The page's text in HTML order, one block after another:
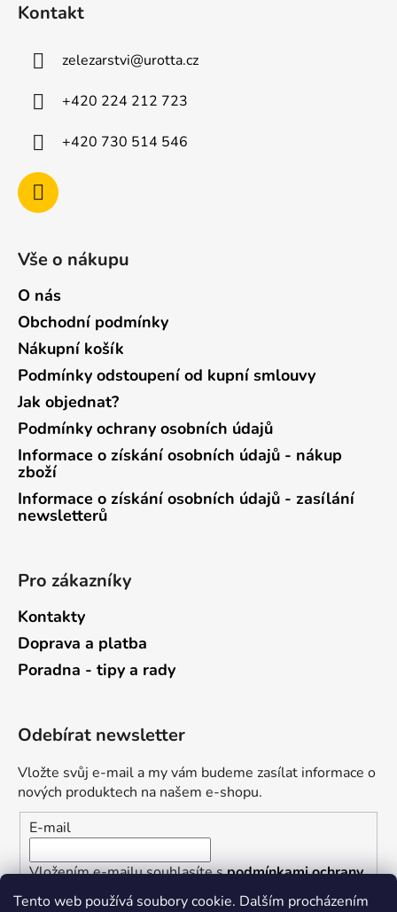
Tento web používá soubory cookie. Dalším procházením
Kontakt
zelezarstvi@urotta.cz
+420 224 212 723
+420 730 514 546
Vše o nákupu
O nás
Obchodní podmínky
Nákupní košík
Podmínky odstoupení od kupní smlouvy
Jak objednat?
Podmínky ochrany osobních údajů
Informace o získání osobních údajů - nákup
zboží
Informace o získání osobních údajů - zasílání
newsletterů
Pro zákazníky
Kontakty
Doprava a platba
Poradna - tipy a rady
Odebírat newsletter
Vložte svůj e-mail a my vám budeme zasílat informace o
nových produktech na našem e-shopu.
E-mail
Vložením e-mailu souhlasíte spodmínkami ochrany
osobních údajů